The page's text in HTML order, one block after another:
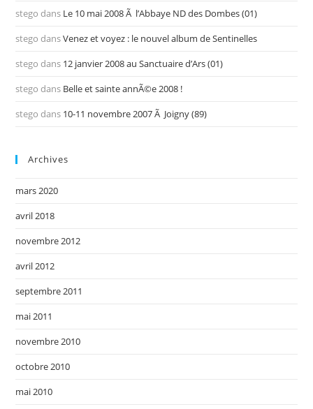
stego dans Le 10 mai 2008 Ã l’Abbaye ND des Dombes (01)
stego dansVenez et voyez : le nouvel album de Sentinelles
stego dans 12 janvier 2008 au Sanctuaire d’Ars (01)
stego dans Belle et sainte annÃ©e 2008 !
stego dans 10-11 novembre 2007 Ã Joigny (89)
Archives
mars 2020
avril 2018
novembre 2012
avril 2012
septembre 2011
mai 2011
novembre 2010
octobre 2010
mai 2010